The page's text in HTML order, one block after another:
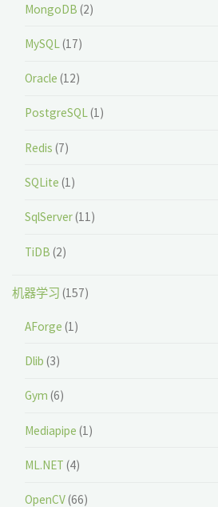
MongoDB (2)
MySQL(17)
Oracle (12)
PostgreSQL(1)
Redis (7)
SQLite (1)
SqlServer(11)
TiDB (2)
机器学习 (157)
AForge (1)
Dlib (3)
Gym (6)
Mediapipe (1)
ML.NET (4)
OpenCV(66)